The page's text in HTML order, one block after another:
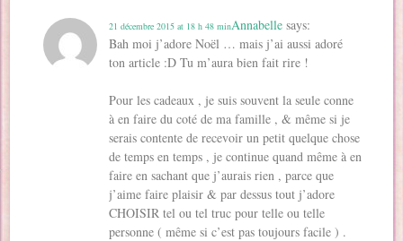
Annabelle says:
21 décembre 2015 at 18 h 48 min
Bah moi j’adore Noël … mais j’ai aussi adoré
ton article :D Tu m’aura bien fait rire !
Pour les cadeaux , je suis souvent la seule conne
à en faire du coté de ma famille , & même si je
serais contente de recevoir un petit quelque chose
de temps en temps , je continue quand même à en
faire en sachant que j’aurais rien , parce que
j’aime faire plaisir & par dessus tout j’adore
CHOISIR tel ou tel truc pour telle ou telle
personne ( même si c’est pas toujours facile ) .